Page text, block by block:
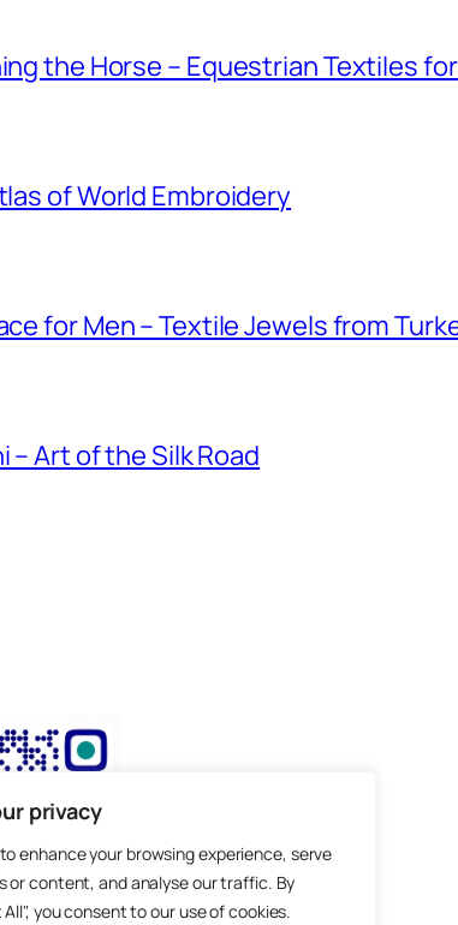
privacy
enhance your browsing experience, serve
or content, and analyse our traffic. By
you consent to our use of cookies.
the Horse – Equestrian Textiles
of World Embroidery
for Men – Textile Jewels from
– Art of the Silk Road